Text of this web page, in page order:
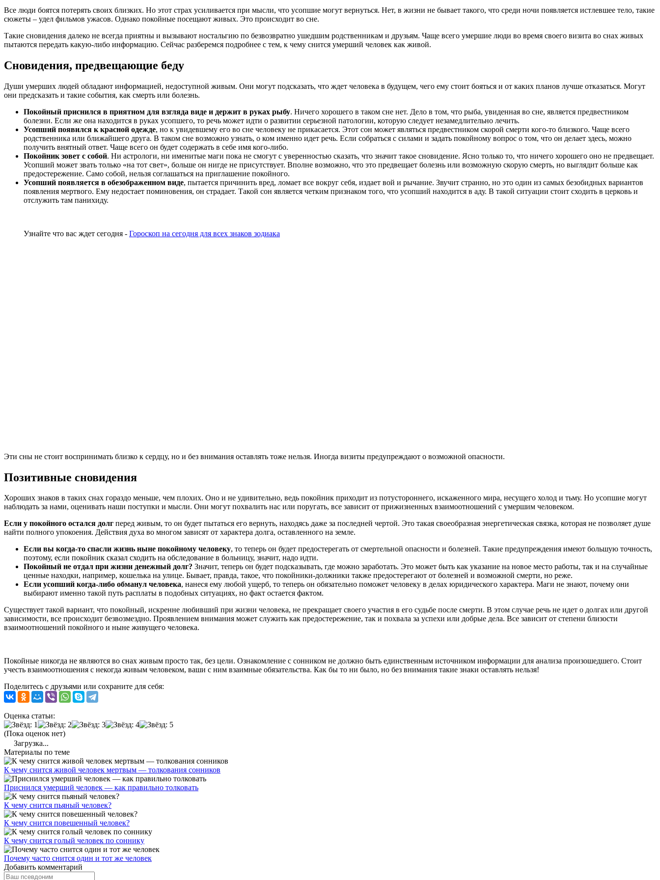
Все люди боятся потерять своих близких. Но этот страх усиливается при мысли, что усопшие могут вернуться. Нет, в жизни не бывает такого, что среди ночи появляется истлевшее тело, такие
сюжеты – удел фильмов ужасов. Однако покойные посещают живых. Это происходит во сне.
Такие сновидения далеко не всегда приятны и вызывают ностальгию по безвозвратно ушедшим родственникам и друзьям. Чаще всего умершие люди во время своего визита во снах живых
пытаются передать какую-либо информацию. Сейчас разберемся подробнее с тем, к чему снится умерший человек как живой.
Сновидения, предвещающие беду
Души умерших людей обладают информацией, недоступной живым. Они могут подсказать, что ждет человека в будущем, чего ему стоит бояться и от каких планов лучше отказаться. Могут
они предсказать и такие события, как смерть или болезнь.
Покойный приснился в приятном для взгляда виде и держит в руках рыбу. Ничего хорошего в таком сне нет. Дело в том, что рыба, увиденная во сне, является предвестником
болезни. Если же она находится в руках усопшего, то речь может идти о развитии серьезной патологии, которую следует незамедлительно лечить.
Усопший появился к красной одежде, но к увидевшему его во сне человеку не прикасается. Этот сон может являться предвестником скорой смерти кого-то близкого. Чаще всего
родственника или ближайшего друга. В таком сне возможно узнать, о ком именно идет речь. Если собраться с силами и задать покойному вопрос о том, что он делает здесь, можно
получить внятный ответ. Чаще всего он будет содержать в себе имя кого-либо.
Покойник зовет с собой. Ни астрологи, ни именитые маги пока не смогут с уверенностью сказать, что значит такое сновидение. Ясно только то, что ничего хорошего оно не предвещает.
Усопший может звать только «на тот свет», больше он нигде не присутствует. Вполне возможно, что это предвещает болезнь или возможную скорую смерть, но выглядит больше как
предостережение. Само собой, нельзя соглашаться на приглашение покойного.
Усопший появляется в обезображенном виде, пытается причинить вред, ломает все вокруг себя, издает вой и рычание. Звучит странно, но это один из самых безобидных вариантов
появления мертвого. Ему недостает поминовения, он страдает. Такой сон является четким признаком того, что усопший находится в аду. В такой ситуации стоит сходить в церковь и
отслужить там панихиду.
Узнайте что вас ждет сегодня - Гороскоп на сегодня для всех знаков зодиака
Эти сны не стоит воспринимать близко к сердцу, но и без внимания оставлять тоже нельзя. Иногда визиты предупреждают о возможной опасности.
Позитивные сновидения
Хороших знаков в таких снах гораздо меньше, чем плохих. Оно и не удивительно, ведь покойник приходит из потустороннего, искаженного мира, несущего холод и тьму. Но усопшие могут
наблюдать за нами, оценивать наши поступки и мысли. Они могут похвалить нас или поругать, все зависит от прижизненных взаимоотношений с умершим человеком.
Если у покойного остался долг перед живым, то он будет пытаться его вернуть, находясь даже за последней чертой. Это такая своеобразная энергетическая связка, которая не позволяет душе
найти полного упокоения. Действия духа во многом зависят от характера долга, оставленного на земле.
Если вы когда-то спасли жизнь ныне покойному человеку, то теперь он будет предостерегать от смертельной опасности и болезней. Такие предупреждения имеют большую точность,
поэтому, если покойник сказал сходить на обследование в больницу, значит, надо идти.
Покойный не отдал при жизни денежный долг? Значит, теперь он будет подсказывать, где можно заработать. Это может быть как указание на новое место работы, так и на случайные
ценные находки, например, кошелька на улице. Бывает, правда, такое, что покойники-должники также предостерегают от болезней и возможной смерти, но реже.
Если усопший когда-либо обманул человека, нанеся ему любой ущерб, то теперь он обязательно поможет человеку в делах юридического характера. Маги не знают, почему они
выбирают именно такой путь расплаты в подобных ситуациях, но факт остается фактом.
Существует такой вариант, что покойный, искренне любивший при жизни человека, не прекращает своего участия в его судьбе после смерти. В этом случае речь не идет о долгах или другой
зависимости, все происходит безвозмездно. Проявлением внимания может служить как предостережение, так и похвала за успехи или добрые дела. Все зависит от степени близости
взаимоотношений покойного и ныне живущего человека.
Покойные никогда не являются во снах живым просто так, без цели. Ознакомление с сонником не должно быть единственным источником информации для анализа произошедшего. Стоит
учесть взаимоотношения с некогда живым человеком, ваши с ним взаимные обязательства. Как бы то ни было, но без внимания такие знаки оставлять нельзя!
Поделитесь с друзьями или сохраните для себя:
Оценка статьи:
(Пока оценок нет)
Загрузка...
Материалы по теме
К чему снится живой человек мертвым — толкования сонников
Приснился умерший человек — как правильно толковать
К чему снится пьяный человек?
К чему снится повешенный человек?
К чему снится голый человек по соннику
Почему часто снится один и тот же человек
Добавить комментарий